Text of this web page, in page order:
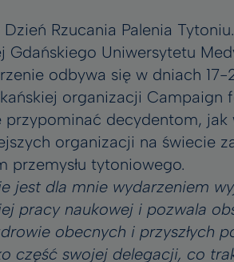
Rzucania Palenia Tytoniu.
Gdańskiego Uniwersytetu
odbywa się w dniach
organizacji Campaign
decydentom, jak
organizacji na świecie
przemysłu tytoniowego.
jest dla mnie wydarzeniem
pracy naukowej i pozwala
obecnych i przyszłych
część swojej delegacji, co